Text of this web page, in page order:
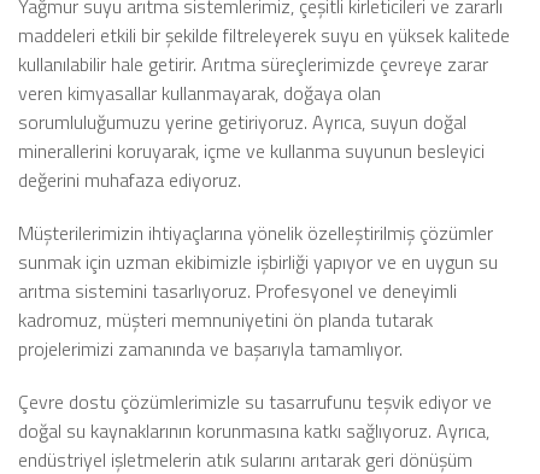
maddeleri etkili bir şekilde filtreleyerek suyu en yüksek kalitede
kullanılabilir hale getirir. Arıtma süreçlerimizde çevreye zarar
veren kimyasallar kullanmayarak, doğaya olan
sorumluluğumuzu yerine getiriyoruz. Ayrıca, suyun doğal
minerallerini koruyarak, içme ve kullanma suyunun besleyici
değerini muhafaza ediyoruz.
Müşterilerimizin ihtiyaçlarına yönelik özelleştirilmiş çözümler
sunmak için uzman ekibimizle işbirliği yapıyor ve en uygun su
arıtma sistemini tasarlıyoruz. Profesyonel ve deneyimli
kadromuz, müşteri memnuniyetini ön planda tutarak
projelerimizi zamanında ve başarıyla tamamlıyor.
Çevre dostu çözümlerimizle su tasarrufunu teşvik ediyor ve
doğal su kaynaklarının korunmasına katkı sağlıyoruz. Ayrıca,
endüstriyel işletmelerin atık sularını arıtarak geri dönüşüm